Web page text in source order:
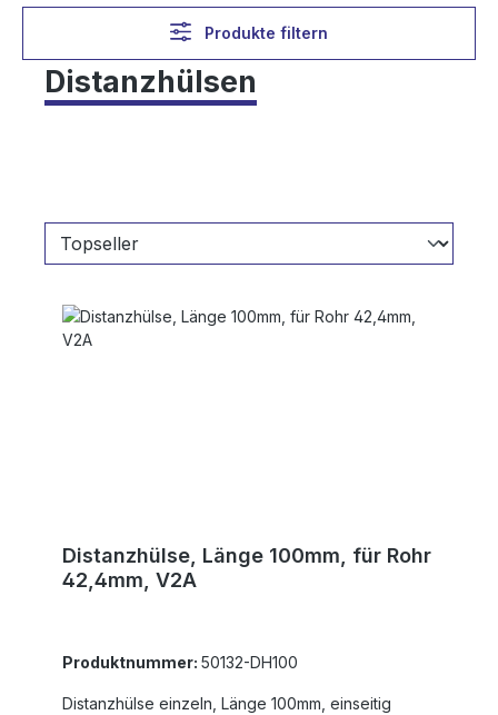
Produkte filtern
Distanzhülsen
Distanzhülse, Länge 100mm, für Rohr
42,4mm, V2A
Produktnummer: 50132-DH100
Distanzhülse einzeln, Länge 100mm, einseitig